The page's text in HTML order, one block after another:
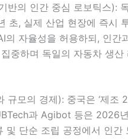
반의 인간 중심 로보틱스):
초, 실제 산업 현장에 즉시
의 자율성을 허용하되, 인간
중하며 독일의 자동차 생
규모의 경제): 중국은 ‘제조
과 Agibot 등은 2026
및 단순 조립 공정에서 인